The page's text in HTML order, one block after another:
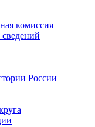
комиссия
России